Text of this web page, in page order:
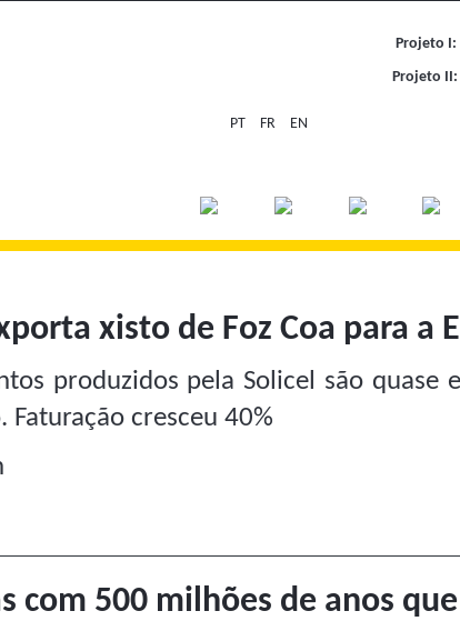
Projeto I:
Projeto II:
PT FR EN
xisto de Foz Coa para a
produzidos pela Solicel são quase
Faturação cresceu 40%
com 500 milhões de anos